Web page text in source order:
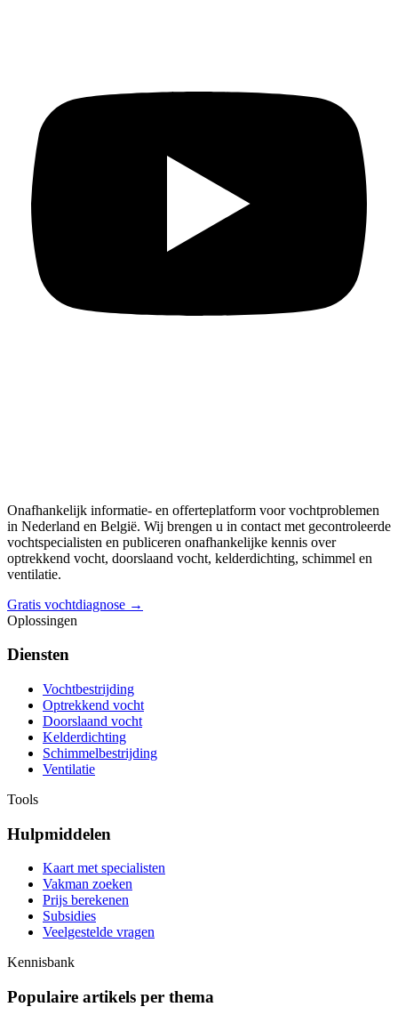
Onafhankelijk informatie- en offerteplatform voor vochtproblemen
in Nederland en België. Wij brengen u in contact met gecontroleerde
vochtspecialisten en publiceren onafhankelijke kennis over
optrekkend vocht, doorslaand vocht, kelderdichting, schimmel en
ventilatie.
Gratis vochtdiagnose →
Oplossingen
Diensten
Vochtbestrijding
Optrekkend vocht
Doorslaand vocht
Kelderdichting
Schimmelbestrijding
Ventilatie
Tools
Hulpmiddelen
Kaart met specialisten
Vakman zoeken
Prijs berekenen
Subsidies
Veelgestelde vragen
Kennisbank
Populaire artikels per thema